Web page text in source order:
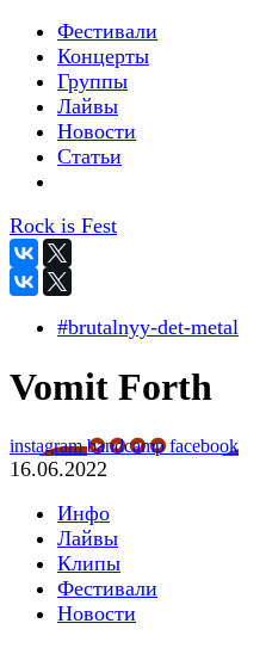
Фестивали
Концерты
Группы
Лайвы
Новости
Статьи
Rock is Fest
#brutalnyy-det-metal
Vomit Forth
instagrambandcampfacebook
16.06.2022
Инфо
Лайвы
Клипы
Фестивали
Новости